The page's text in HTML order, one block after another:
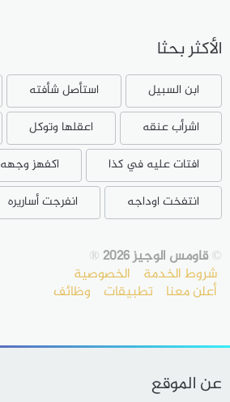
الأكثر بحثا
ابن السبيل استأصل شأفته
اشرأب عنقه
اعقلها وتوكل
افتات عليه في كذا
اكفهز وجهه
انتفخت اوداجه
انفرجت أساريره
©قاومس الوجيز 2026 ®
شروط الخدمة الخصوصية
أعلن معنا تطبيقات وظائف
عن الموقع